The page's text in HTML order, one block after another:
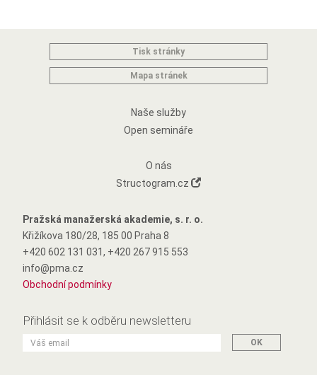
Tisk stránky
Mapa stránek
Naše služby
Open semináře
O nás
Structogram.cz
Pražská manažerská akademie, s. r. o.
Křižíkova 180/28, 185 00 Praha 8
+420 602 131 031, +420 267 915 553
info@pma.cz
Obchodní podmínky
Přihlásit se k odběru newsletteru
OK